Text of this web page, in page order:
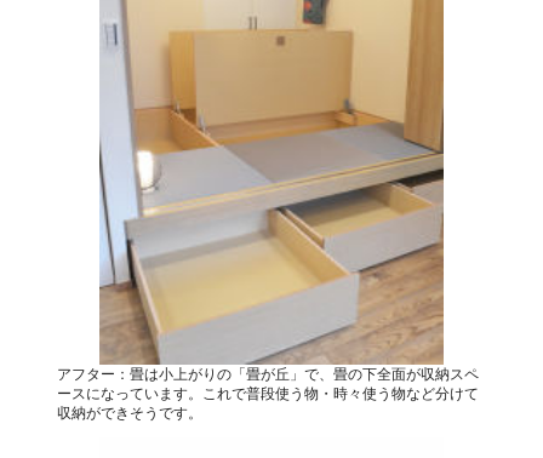
アフター：畳は小上がりの「畳が丘」で、畳の下全面が収納スペ
ースになっています。これで普段使う物・時々使う物など分けて
収納ができそうです。